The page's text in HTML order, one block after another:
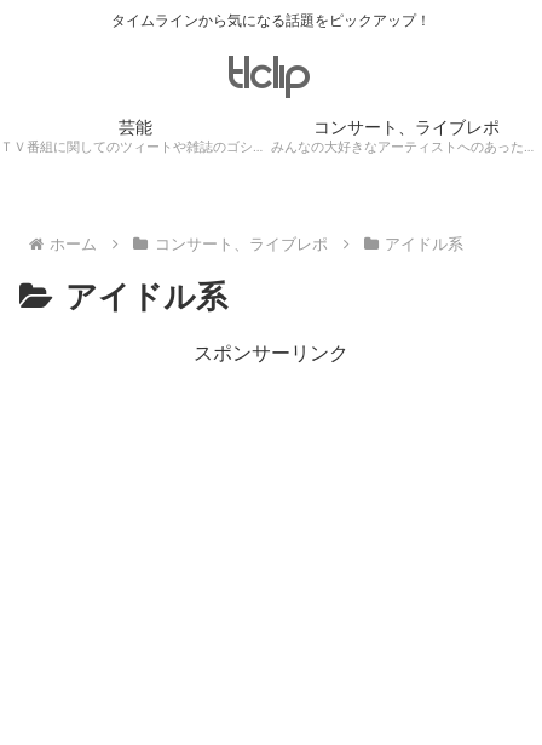
タイムラインから気になる話題をピックアップ！
芸能
ＴＶ番組に関してのツィートや雑誌のゴシップ記事、芸能人目撃情報・ロケ現場遭遇・・・
コンサート、ライブレポ
みんなの大好きなアーティストへのあったかぁ～い思いをツイッターレポートに保存！
ホーム コンサート、ライブレポ アイドル系
アイドル系
スポンサーリンク